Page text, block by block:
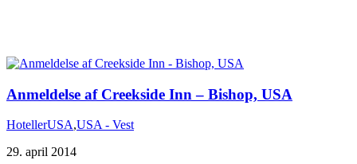
HotellerUSA,USA - Vest
29. april 2014